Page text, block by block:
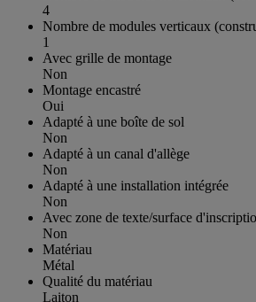
4
Nombre de modules verticaux
1
Avec grille de montage
Non
Montage encastré
Oui
Adapté à une boîte de sol
Non
Adapté à un canal d'allège
Non
Adapté à une installation intégrée
Non
Avec zone de texte/surface
Non
Matériau
Métal
Qualité du matériau
Laiton